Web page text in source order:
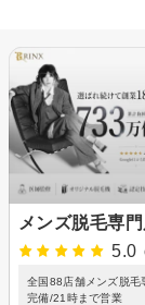
メンズ脱毛専
5.0
全国88店舗メンズ脱
完備/21時まで営業